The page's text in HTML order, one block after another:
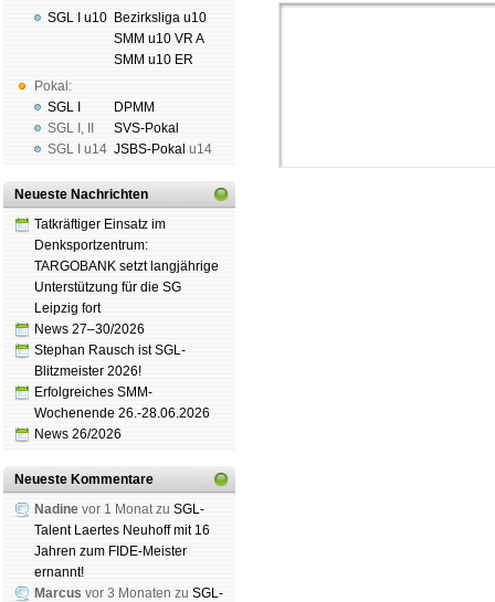
SGL I u10
Pokal:
SGL I
SGL I ,
SGL I
u14
Bezirksliga u10
SMM u10 VR A
SMM u10 ER
DPMM
SVS-Pokal
JSBS-Pokal u14
Neueste Nachrichten
Tatkräftiger Einsatz im
Denksportzentrum:
TARGOBANK setzt langjährige
Unterstützung für die SG
Leipzig fort
News 27–30/2026
Stephan Rausch ist SGL-
Blitzmeister 2026!
Erfolgreiches SMM-
Wochenende 26.-28.06.2026
News 26/2026
Neueste Kommentare
Nadine vor 1 Monat zu SGL-
Talent Laertes Neuhoff mit 16
Jahren zum FIDE-Meister
ernannt!
Marcus vor 3 Monaten zu SGL-